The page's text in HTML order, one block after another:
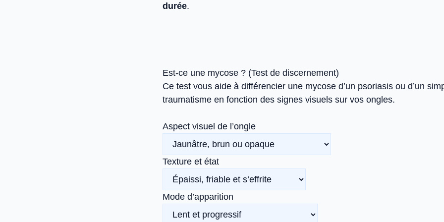
durée.
Est-ce une mycose ? (Test de discernement)
Ce test vous aide à différencier une mycose d’un psoriasis ou d’un
traumatisme en fonction des signes visuels sur vos ongles.
Aspect visuel de l’ongle
Texture et état
Mode d’apparition